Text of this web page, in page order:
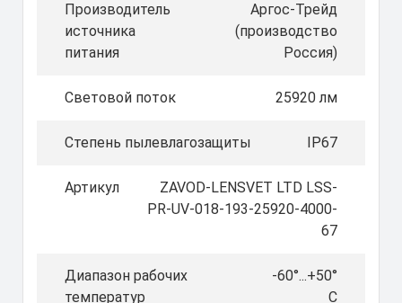
Производитель
источника
питания
Аргос-Трейд
(производство
Россия)
Световой поток 25920 лм
Степень пылевлагозащиты IP67
Артикул
ZAVOD-LENSVET LTD LSS-
PR-UV-018-193-25920-4000-
67
Диапазон рабочих
температур
-60°...+50°
C